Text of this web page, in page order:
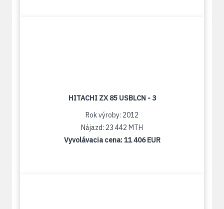
HITACHI ZX 85 USBLCN - 3
Rok výroby: 2012
Nájazd: 23 442 MTH
Vyvolávacia cena:11 406 EUR